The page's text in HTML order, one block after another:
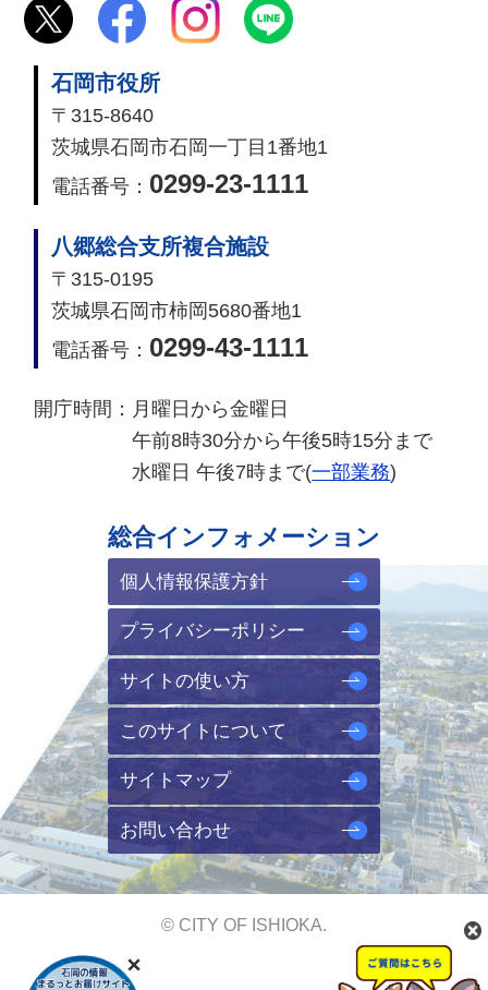
石岡市役所
〒315-8640
茨城県石岡市石岡一丁目1番地1
電話番号： 0299-23-1111
八郷総合支所複合施設
〒315-0195
茨城県石岡市柿岡5680番地1
電話番号： 0299-43-1111
開庁時間： 月曜日から金曜日
午前8時30分から午後5時15分まで
水曜日 午後7時まで(一部業務)
総合インフォメーション
個人情報保護方針
プライバシーポリシー
サイトの使い方
このサイトについて
サイトマップ
お問い合わせ
© CITY OF ISHIOKA.